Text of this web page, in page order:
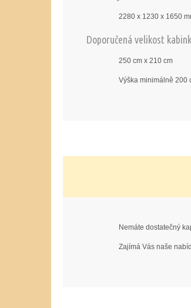
2280 x 1230 x 1650
Doporučená velikost
250 cm x 210 cm
Výška minimálně 200
Nemáte dostatečný
Zajímá Vás naše